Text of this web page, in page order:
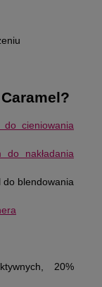
do cieniowania
do nakładania
do blendowania
20%